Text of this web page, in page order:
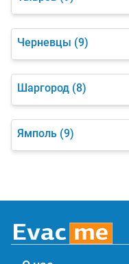
Черневцы (9)
Шаргород (8)
Ямполь (9)